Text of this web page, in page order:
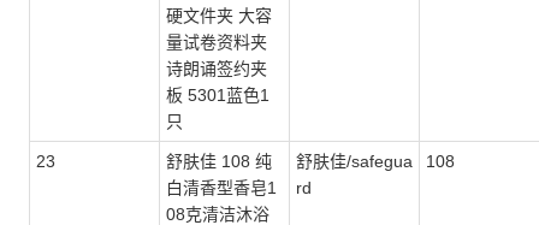
硬文件夹 大容
量试卷资料夹
诗朗诵签约夹
板 5301蓝色1
只
23
舒肤佳 108 纯
白清香型香皂1
08克清洁沐浴
舒肤佳/safegua
rd
108